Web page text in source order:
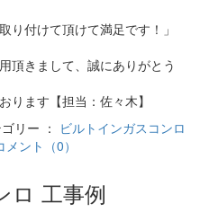
り付けて頂けて満足です！」
頂きまして、誠にありがとう
ります【担当：佐々木】
リー ： ビルトインガスコンロ
メント（0）
ロ 工事例